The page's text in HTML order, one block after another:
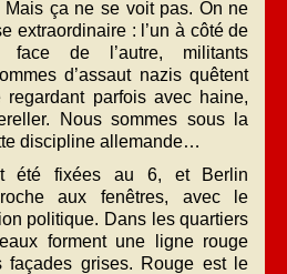
Mais ça ne se voit pas. On ne
extraordinaire : l’un à côté de
face de l’autre, militants
d’assaut nazis quêtent
parfois avec haine,
Nous sommes sous la
discipline allemande…
été fixées au 6, et Berlin
aux fenêtres, avec le
politique. Dans les quartiers
forment une ligne rouge
façades grises. Rouge est le